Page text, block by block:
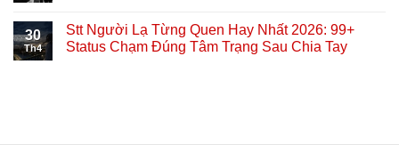
30
Th4
Stt Người Lạ Từng Quen Hay Nhất 2026: 99+
Status Chạm Đúng Tâm Trạng Sau Chia Tay